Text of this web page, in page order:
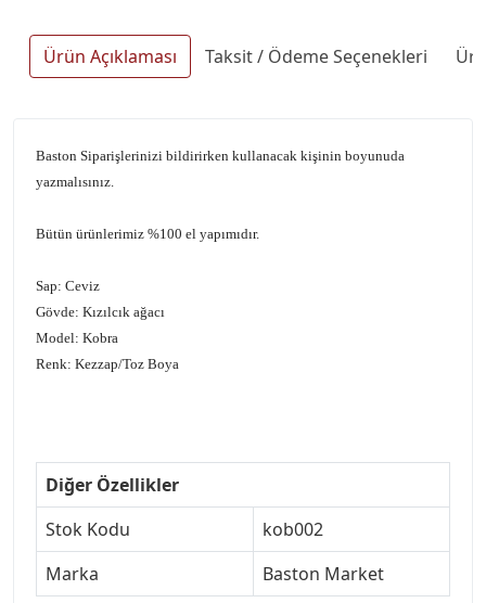
Ürün Açıklaması Taksit / Ödeme Seçenekleri
Baston Siparişlerinizi bildirirken kullanacak kişinin boyunuda
yazmalısınız.
Bütün ürünlerimiz %100 el yapımıdır.
Sap: Ceviz
Gövde: Kızılcık ağacı
Model: Kobra
Renk: Kezzap/Toz Boya
Diğer Özellikler
Stok Kodu
kob002
Marka
Baston Market